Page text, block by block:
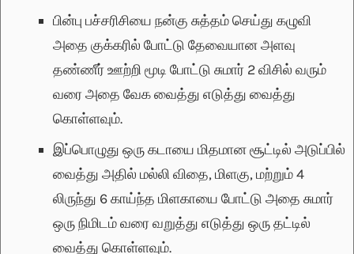
பின்பு பச்சரிசியை நன்கு சுத்தம் செய்து கழுவி
அதை குக்கரில் போட்டு தேவையான அளவு
தண்ணீர் ஊற்றி மூடி போட்டு சுமார் 2 விசில் வரும்
வரை அதை வேக வைத்து எடுத்து வைத்து
கொள்ளவும்.
இப்பொழுது ஒரு கடாயை மிதமான சூட்டில் அடுப்பில்
வைத்து அதில் மல்லி விதை, மிளகு, மற்றும் 4
லிருந்து 6 காய்ந்த மிளகாயை போட்டு அதை சுமார்
ஒரு நிமிடம் வரை வறுத்து எடுத்து ஒரு தட்டில்
வைத்து கொள்ளவும்.